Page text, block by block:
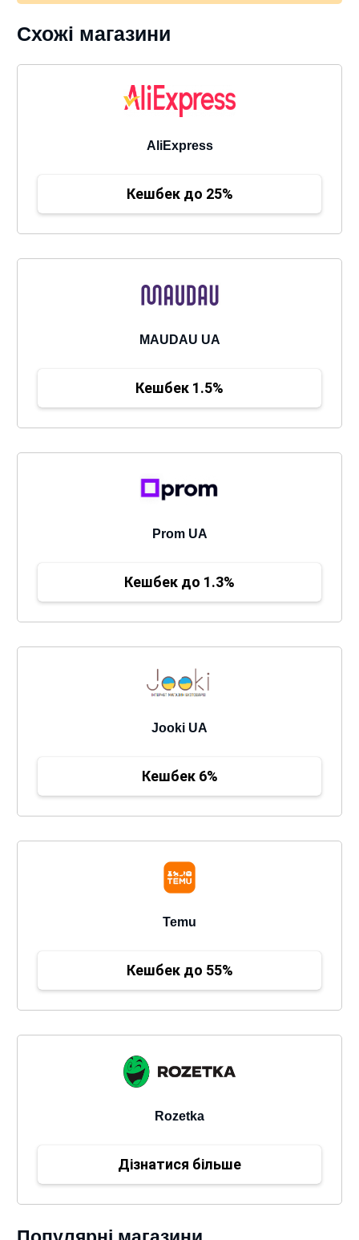
Схожі магазини
AliExpress
Кешбек до 25%
MAUDAU UA
Кешбек 1.5%
Prom UA
Кешбек до 1.3%
Jooki UA
Кешбек 6%
Temu
Кешбек до 55%
Rozetka
Дізнатися більше